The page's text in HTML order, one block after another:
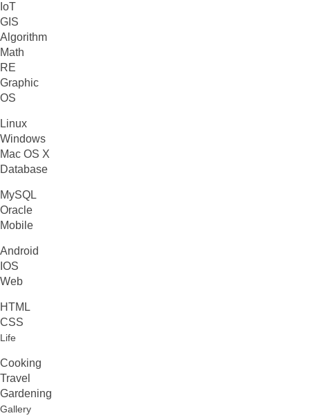
IoT
GIS
Algorithm
Math
RE
Graphic
OS
Linux
Windows
Mac OS X
Database
MySQL
Oracle
Mobile
Android
IOS
Web
HTML
CSS
Life
Cooking
Travel
Gardening
Gallery